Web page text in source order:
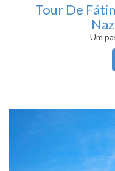
Tour De
Um